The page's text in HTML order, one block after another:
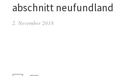
abschnitt neufundland
2. November 2018